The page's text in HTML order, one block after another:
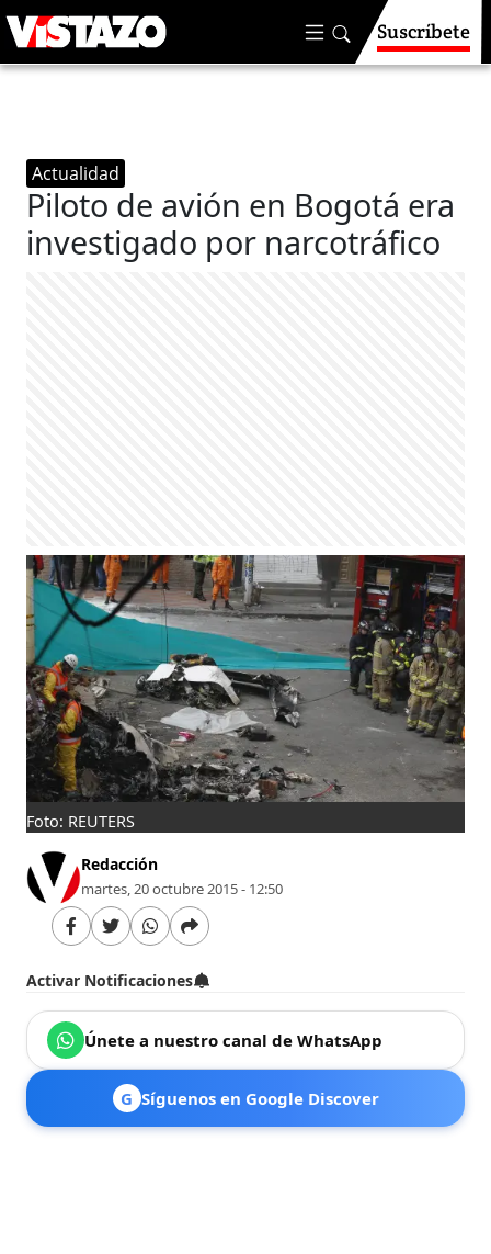
Suscríbete
Actualidad
Piloto de avión en Bogotá era
investigado por narcotráfico
Foto: REUTERS
Redacción
martes, 20 octubre 2015 - 12:50
Activar Notificaciones
Únete a nuestro canal de WhatsApp
G Síguenos en Google Discover